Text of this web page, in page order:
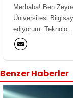
Merhaba! Ben
Üniversitesi
ediyorum. Teknolo ..
Benzer Haberler